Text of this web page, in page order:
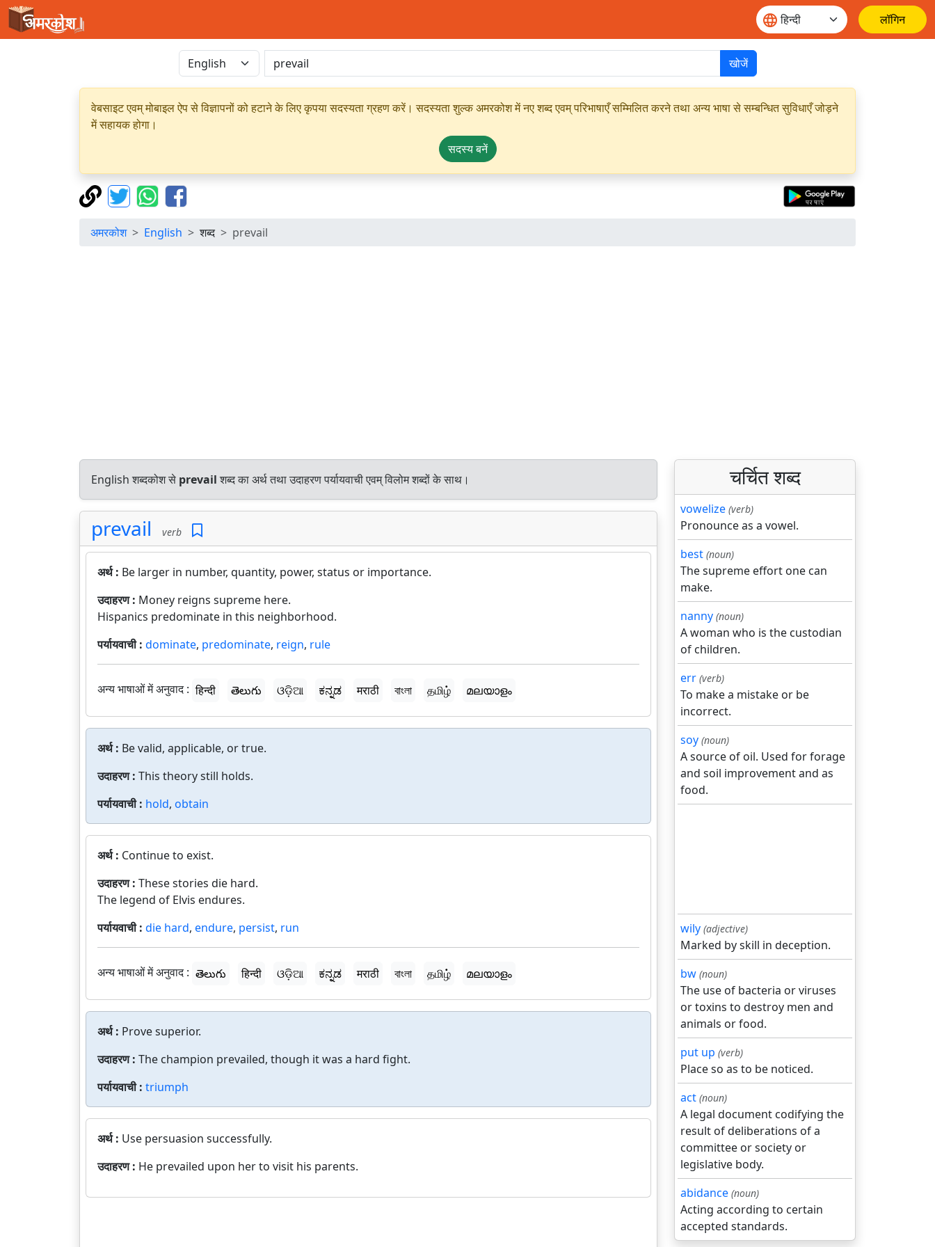
लॉगिन
खोजें
वेबसाइट एवम् मोबाइल ऐप से विज्ञापनों को हटाने के लिए कृपया सदस्यता ग्रहण करें। सदस्यता शुल्क अमरकोश में नए शब्द एवम् परिभाषाएँ सम्मिलित करने तथा अन्य भाषा से सम्बन्धित सुविधाएँ जोड़ने
में सहायक होगा।
सदस्य बनें
अमरकोश English शब्द prevail
English शब्दकोश से prevailशब्द का अर्थ तथा उदाहरण पर्यायवाची एवम् विलोम शब्दों के साथ।
prevail verb
अर्थ : Be larger in number, quantity, power, status or importance.
उदाहरण : Money reigns supreme here.
Hispanics predominate in this neighborhood.
पर्यायवाची : dominate, predominate, reign, rule
अन्य भाषाओं में अनुवाद : हिन्दी తెలుగు ଓଡ଼ିଆ ಕನ್ನಡ मराठी বাংলা தமிழ் മലയാളം
अर्थ : Be valid, applicable, or true.
उदाहरण : This theory still holds.
पर्यायवाची : hold, obtain
अर्थ : Continue to exist.
उदाहरण : These stories die hard.
The legend of Elvis endures.
पर्यायवाची : die hard, endure, persist, run
अन्य भाषाओं में अनुवाद : తెలుగు हिन्दी ଓଡ଼ିଆ ಕನ್ನಡ मराठी বাংলা தமிழ் മലയാളം
अर्थ : Prove superior.
उदाहरण : The champion prevailed, though it was a hard fight.
पर्यायवाची : triumph
अर्थ : Use persuasion successfully.
उदाहरण : He prevailed upon her to visit his parents.
चर्चित शब्द
vowelize (verb)
Pronounce as a vowel.
best (noun)
The supreme effort one can
make.
nanny (noun)
A woman who is the custodian
of children.
err (verb)
To make a mistake or be
incorrect.
soy (noun)
A source of oil. Used for forage
and soil improvement and as
food.
wily (adjective)
Marked by skill in deception.
bw (noun)
The use of bacteria or viruses
or toxins to destroy men and
animals or food.
put up (verb)
Place so as to be noticed.
act (noun)
A legal document codifying the
result of deliberations of a
committee or society or
legislative body.
abidance (noun)
Acting according to certain
accepted standards.